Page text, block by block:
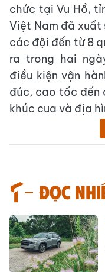
chức tại Vu Hồ,
Việt Nam đã xuất
các đội đến từ 8
ra trong hai
điều kiện vận
đúc, cao tốc đến
khúc cua và địa
Đọc